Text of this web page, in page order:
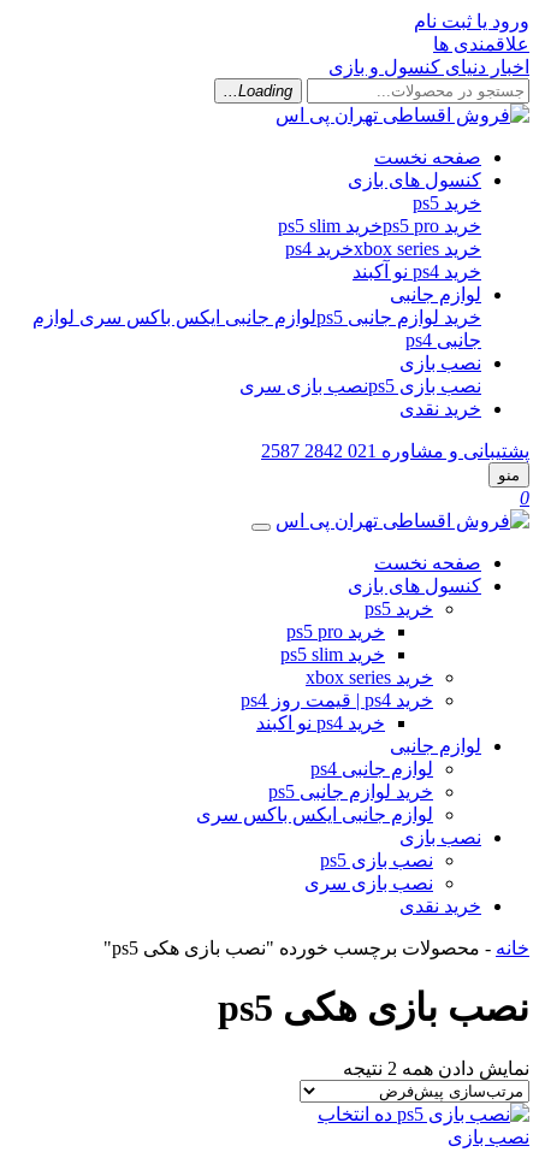
ورود یا ثبت نام
علاقمندی ها
اخبار دنیای کنسول و بازی
Loading...
صفحه نخست
کنسول های بازی
خرید ps5
خرید ps5 pro
خرید ps5 slim
خرید xbox series
خرید ps4
خرید ps4 نو آکبند
لوازم جانبی
خرید لوازم جانبی ps5
لوازم جانبی ایکس باکس سری لوازم
جانبی ps4
نصب بازی
نصب بازی ps5
نصب بازی سری
خرید نقدی
پشتیبانی و مشاوره 021 2842 2587
منو
0
صفحه نخست
کنسول های بازی
خرید ps5
خرید ps5 pro
خرید ps5 slim
خرید xbox series
خرید ps4 | قیمت روز ps4
خرید ps4 نو اکبند
لوازم جانبی
لوازم جانبی ps4
خرید لوازم جانبی ps5
لوازم جانبی ایکس باکس سری
نصب بازی
نصب بازی ps5
نصب بازی سری
خرید نقدی
خانه - محصولات برچسب خورده "نصب بازی هکی ps5"
نصب بازی هکی ps5
نمایش دادن همه 2 نتیجه
نصب بازی